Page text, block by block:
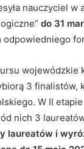
nauczyciel w
do 31
odpowiedniego
wojewódzkie
3 finalistów,
W II
nich 3
laureatów i